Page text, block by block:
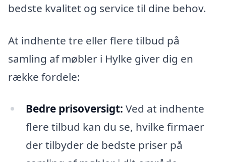
bedste kvalitet og service til dine behov.
At indhente tre eller flere tilbud på
samling af møbler i Hylke giver dig en
række fordele:
Bedre prisoversigt: Ved at indhente
flere tilbud kan du se, hvilke firmaer
der tilbyder de bedste priser på